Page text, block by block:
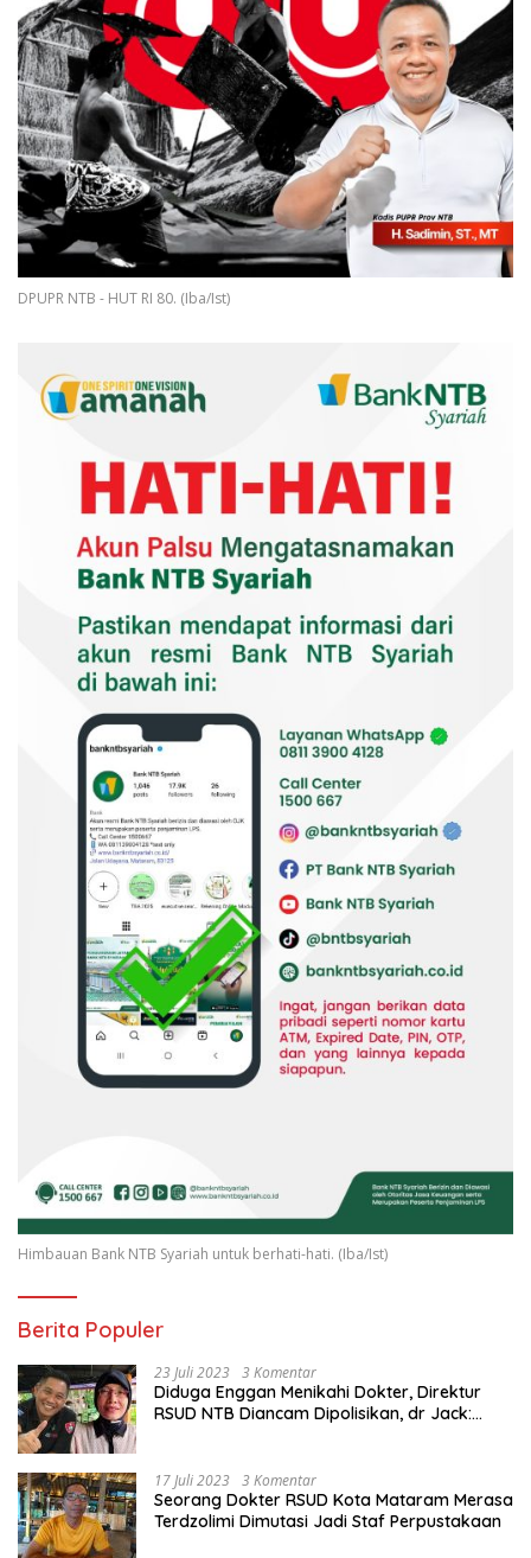
DPUPR NTB - HUT RI 80. (Iba/Ist)
Himbauan Bank NTB Syariah untuk berhati-hati. (Iba/Ist)
Berita Populer
23 Juli 2023 3 Komentar
Diduga Enggan Menikahi Dokter, Direktur
RSUD NTB Diancam Dipolisikan, dr Jack:
17 Juli 2023 3 Komentar
Seorang Dokter RSUD Kota Mataram Merasa
Terdzolimi Dimutasi Jadi Staf Perpustakaan